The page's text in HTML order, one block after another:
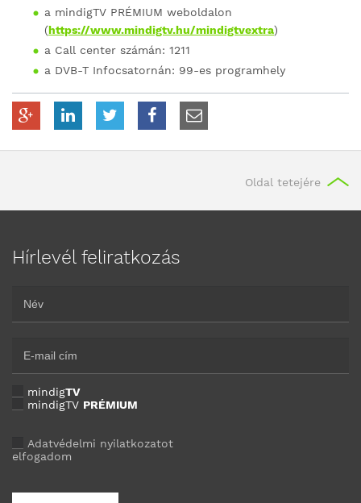
a mindigTV PRÉMIUM weboldalon
(https://www.mindigtv.hu/mindigtvextra)
a Call center számán: 1211
a DVB-T Infocsatornán: 99-es programhely
Oldal tetejére
Hírlevél feliratkozás
mindigTV
mindigTV PRÉMIUM
Adatvédelmi nyilatkozatot
elfogadom